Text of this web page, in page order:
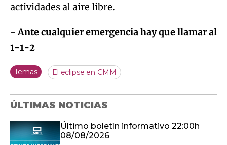
actividades al aire libre.
-Ante cualquier emergencia hay que llamar al
1-1-2
Temas El eclipse en CMM
ÚLTIMAS NOTICIAS
Último boletín informativo 22:00h
08/08/2026